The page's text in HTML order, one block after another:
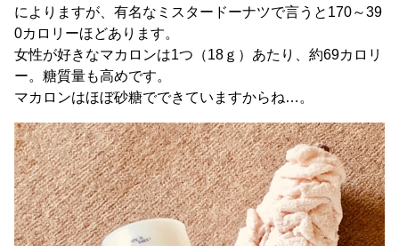
によりますが、有名なミスタードーナツで言うと170～39
0カロリーほどあります。
女性が好きなマカロンは1つ（18ｇ）あたり、約69カロリ
ー。糖質量も高めです。
マカロンはほぼ砂糖でできていますからね…。